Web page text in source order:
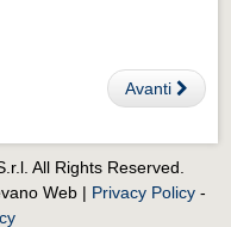
Avanti
All Rights Reserved.
Web | Privacy Policy-